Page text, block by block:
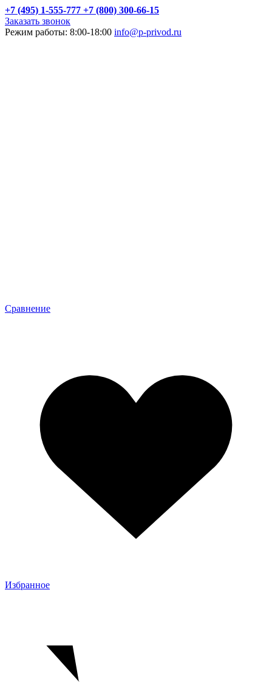
+7 (495) 1-555-777 +7 (800) 300-66-15
Заказать звонок
Режим работы: 8:00-18:00 info@p-privod.ru
Сравнение
Избранное